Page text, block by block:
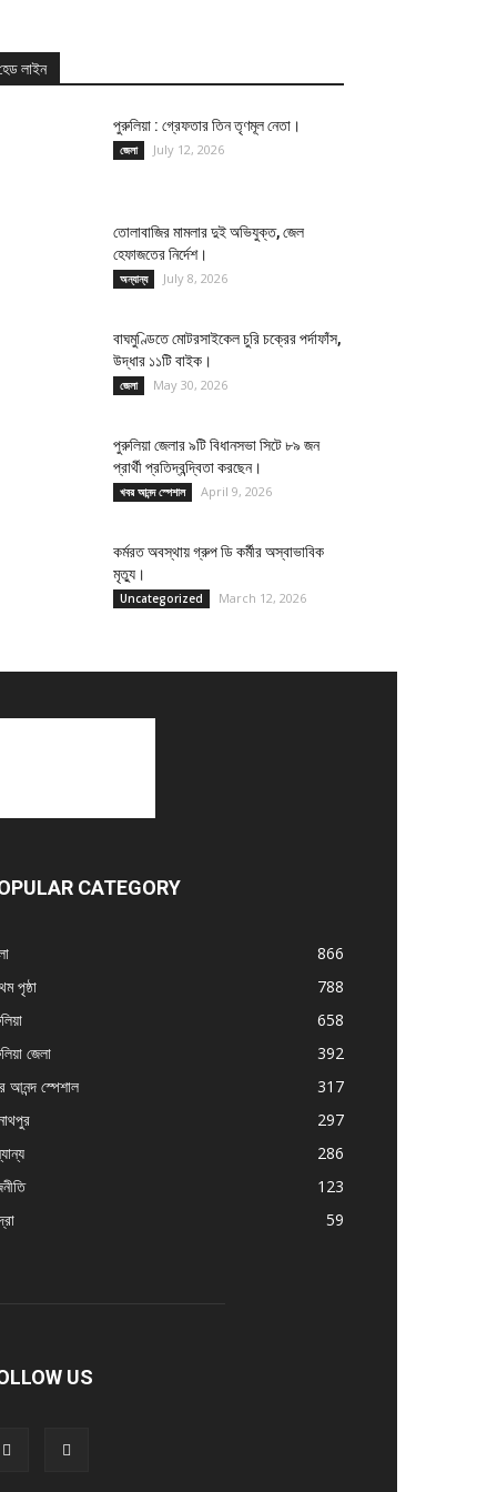
লাইন
পুরুলিয়া : গ্রেফতার তিন তৃণমূল নেতা।
জেলা July 12, 2026
তোলাবাজির মামলার দুই অভিযুক্ত, জেল
হেফাজতের নির্দেশ।
অন্যান্য July 8, 2026
বাঘমুণ্ডিতে মোটরসাইকেল চুরি চক্রের পর্দাফাঁস,
উদ্ধার ১১টি বাইক।
জেলা May 30, 2026
পুরুলিয়া জেলার ৯টি বিধানসভা সিটে ৮৯ জন
প্রার্থী প্রতিদ্বন্দ্বিতা করছেন।
খবর আনন্দ স্পেশাল April 9, 2026
কর্মরত অবস্থায় গ্রুপ ডি কর্মীর অস্বাভাবিক
মৃত্যু।
Uncategorized March 12, 2026
CATEGORY
866
পৃষ্ঠা
788
658
জেলা
392
আনন্দ স্পেশাল
317
297
286
123
59
US